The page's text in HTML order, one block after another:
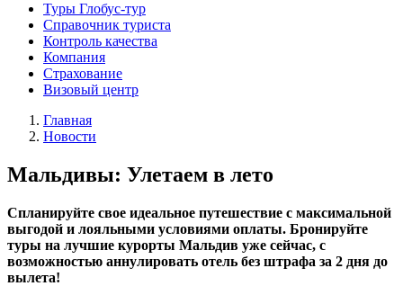
Туры Глобус-тур
Справочник туриста
Контроль качества
Компания
Страхование
Визовый центр
Главная
Новости
Мальдивы: Улетаем в лето
Спланируйте свое идеальное путешествие с максимальной
выгодой и лояльными условиями оплаты. Бронируйте
туры на лучшие курорты Мальдив уже сейчас, с
возможностью аннулировать отель без штрафа за 2 дня до
вылета!